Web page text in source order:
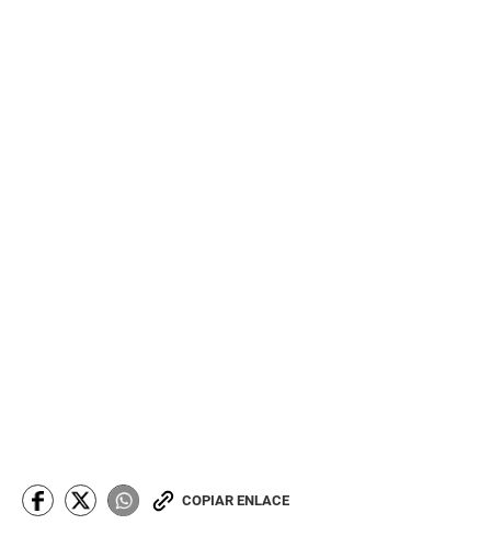
COPIAR ENLACE